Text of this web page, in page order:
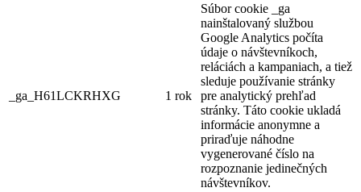
_ga_H61LCKRHXG 1 rok
Súbor cookie _ga
nainštalovaný službou
Google Analytics počíta
údaje o návštevníkoch,
reláciách a kampaniach, a tiež
sleduje používanie stránky
pre analytický prehľad
stránky. Táto cookie ukladá
informácie anonymne a
priraďuje náhodne
vygenerované číslo na
rozpoznanie jedinečných
návštevníkov.